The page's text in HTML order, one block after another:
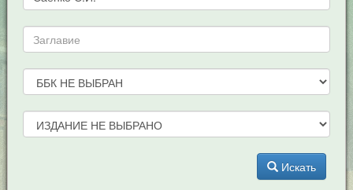
Искать